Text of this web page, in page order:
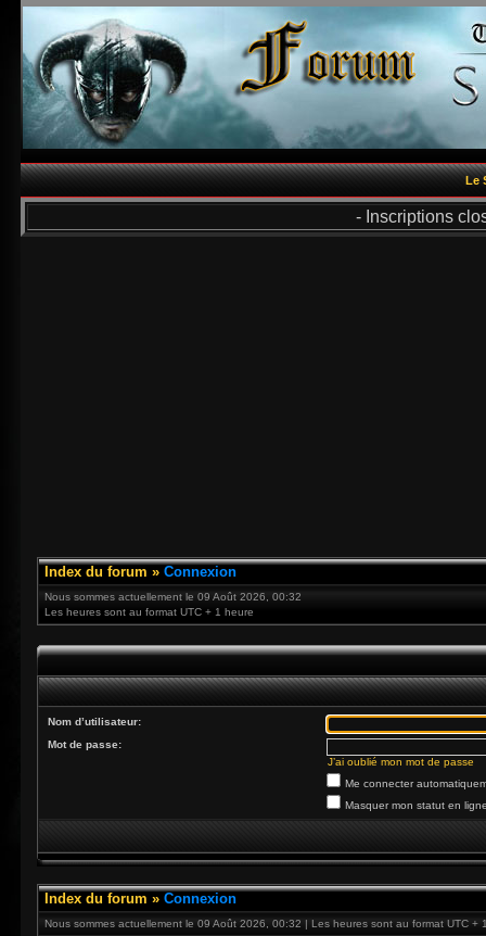
Le
- Inscriptions
Index du forum » Connexion
Nous sommes actuellement le 09 Août 2026, 00:32
Les heures sont au format UTC + 1 heure
Nom d’utilisateur:
Mot de passe:
J’ai oublié mon mot de passe
Me connecter
Masquer mon statut en
Index du forum » Connexion
Nous sommes actuellement le 09 Août 2026, 00:32 | Les heures sont au format UTC +